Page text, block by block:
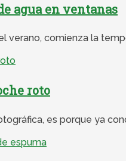
agua en ventanas
verano, comienza la
roto
es porque ya